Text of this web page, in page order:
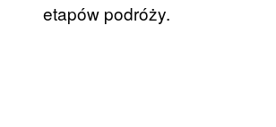
etapów podróży.